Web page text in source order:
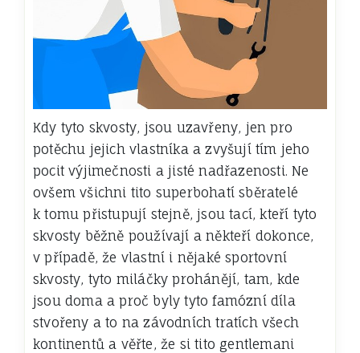
Kdy tyto skvosty, jsou uzavřeny, jen pro
potěchu jejich vlastníka a zvyšují tím jeho
pocit výjimečnosti a jisté nadřazenosti.Ne
ovšem všichni tito superbohatí sběratelé
k tomu přistupují stejně, jsou tací, kteří tyto
skvosty běžně používají a někteří dokonce,
v případě, že vlastní i nějaké sportovní
skvosty, tyto miláčky prohánějí, tam, kde
jsou doma a proč byly tyto famózní díla
stvořeny a to na závodních tratích všech
kontinentů a věřte, že si tito gentlemani